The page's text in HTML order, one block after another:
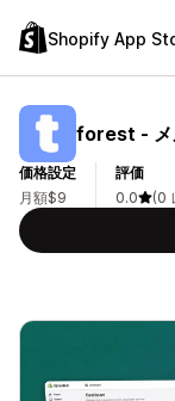
Shopify App
forest ‑ メ
価格設定
月額$9
評価
0.0
(0